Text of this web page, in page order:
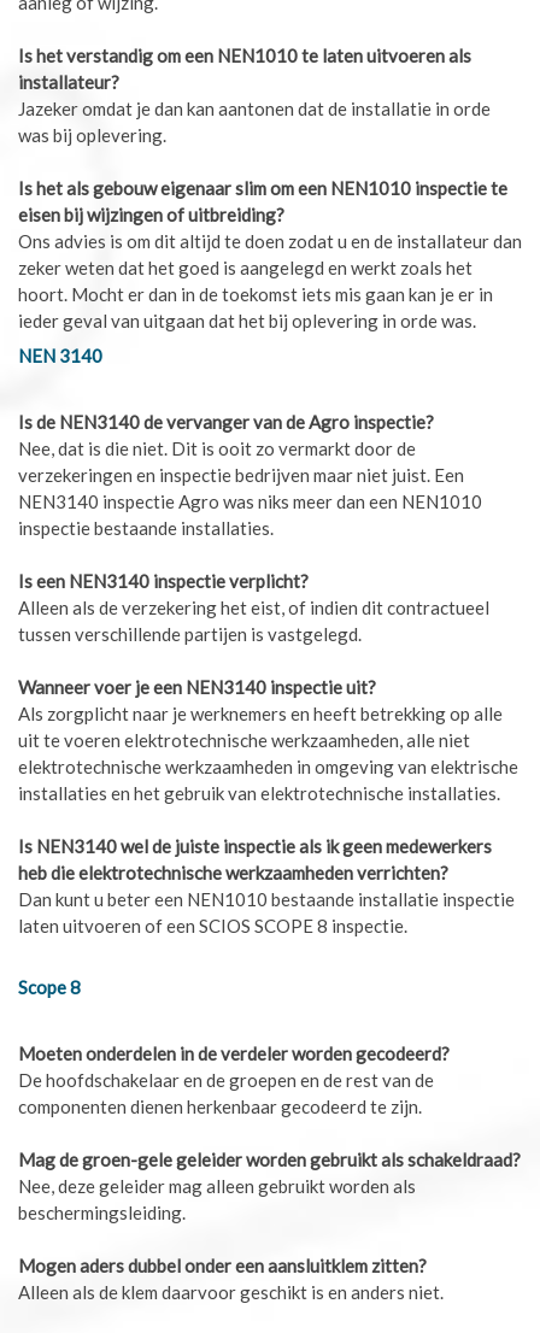
Is het verstandig om een NEN1010 te laten uitvoeren als
installateur?
Jazeker omdat je dan kan aantonen dat de installatie in orde
was bij oplevering.
Is het als gebouw eigenaar slim om een NEN1010 inspectie te
eisen bij wijzingen of uitbreiding?
Ons advies is om dit altijd te doen zodat u en de installateur dan
zeker weten dat het goed is aangelegd en werkt zoals het
hoort. Mocht er dan in de toekomst iets mis gaan kan je er in
ieder geval van uitgaan dat het bij oplevering in orde was.
NEN 3140
Is de NEN3140 de vervanger van de Agro inspectie?
Nee, dat is die niet. Dit is ooit zo vermarkt door de
verzekeringen en inspectie bedrijven maar niet juist. Een
NEN3140 inspectie Agro was niks meer dan een NEN1010
inspectie bestaande installaties.
Is een NEN3140 inspectie verplicht?
Alleen als de verzekering het eist, of indien dit contractueel
tussen verschillende partijen is vastgelegd.
Wanneer voer je een NEN3140 inspectie uit?
Als zorgplicht naar je werknemers en heeft betrekking op alle
uit te voeren elektrotechnische werkzaamheden, alle niet
elektrotechnische werkzaamheden in omgeving van elektrische
installaties en het gebruik van elektrotechnische installaties.
Is NEN3140 wel de juiste inspectie als ik geen medewerkers
heb die elektrotechnische werkzaamheden verrichten?
Dan kunt u beter een NEN1010 bestaande installatie inspectie
laten uitvoeren of een SCIOS SCOPE 8 inspectie.
Scope 8
Moeten onderdelen in de verdeler worden gecodeerd?
De hoofdschakelaar en de groepen en de rest van de
componenten dienen herkenbaar gecodeerd te zijn.
Mag de groen-gele geleider worden gebruikt als schakeldraad?
Nee, deze geleider mag alleen gebruikt worden als
beschermingsleiding.
Mogen aders dubbel onder een aansluitklem zitten?
Alleen als de klem daarvoor geschikt is en anders niet.